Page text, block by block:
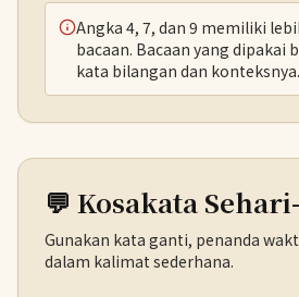
Angka 4, 7, dan 9 memiliki
bacaan. Bacaan yang dipakai
kata bilangan dan konteksnya.
💬 Kosakata
Gunakan kata ganti, penanda
dalam kalimat sederhana.